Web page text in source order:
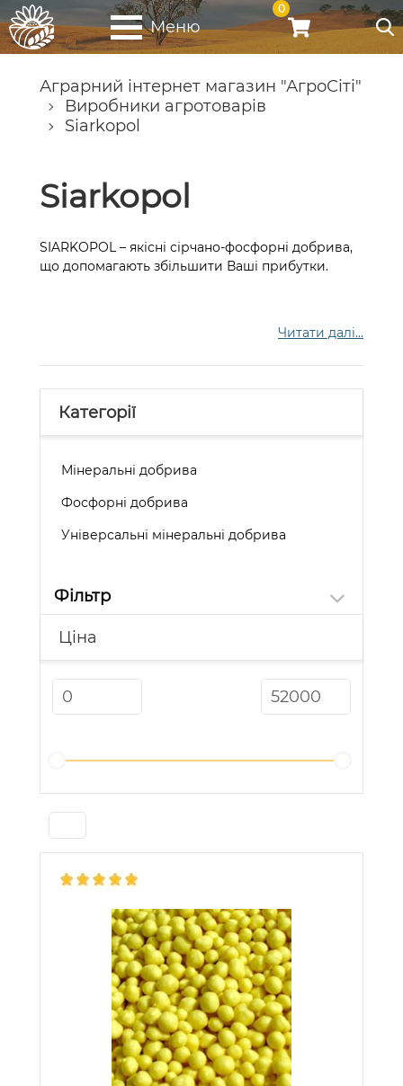
Меню
0
Аграрний інтернет магазин "АгроСіті"
Виробники агротоварів
Siarkopol
Siarkopol
SIARKOPOL – якісні сірчано-фосфорні добрива,
що допомагають збільшити Ваші прибутки.
Читати далі...
Категорії
Мінеральні добрива
Фосфорні добрива
Універсальні мінеральні добрива
Фільтр
Ціна